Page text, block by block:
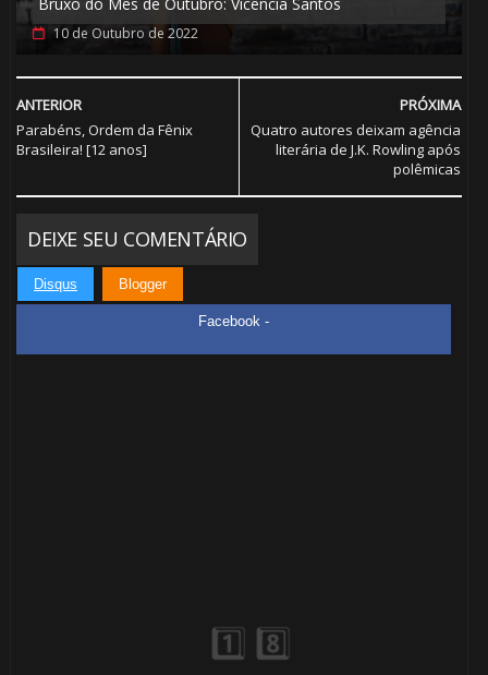
10 de Outubro de 2022
PRÓXIMA
Quatro autores deixam agência
literária de J.K. Rowling após
polêmicas
ANTERIOR
Parabéns, Ordem da Fênix
Brasileira! [12 anos]
DEIXE SEU COMENTÁRIO
Disqus Blogger
Facebook -